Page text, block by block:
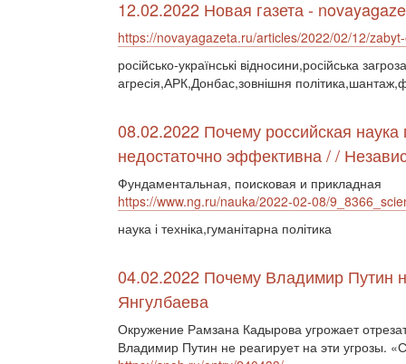
12.02.2022 Новая газета -
https://novayagazeta.ru/articles/2022/02/12/
російсько-українські відносини,російська
агресія,АРК,Донбас,зовнішня
08.02.2022 Почему российская
недостаточно эффективна / /
Фундаментальная, поисковая и прикладная
https://www.ng.ru/nauka/2022-02-08/
наука і техніка,гуманітарна політика
04.02.2022 Почему Владимир Путин
Янгулбаева
Окружение Рамзана Кадырова угрожает
Владимир Путин не реагирует на эти угрозы.